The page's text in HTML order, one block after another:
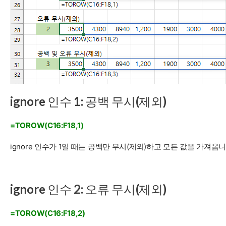
ignore 인수 1: 공백 무시(제외)
=TOROW(C16:F18,1)
ignore 인수가 1일 때는 공백만 무시(제외)하고 모든 값을 가져옵
ignore 인수 2: 오류 무시(제외)
=TOROW(C16:F18,2)